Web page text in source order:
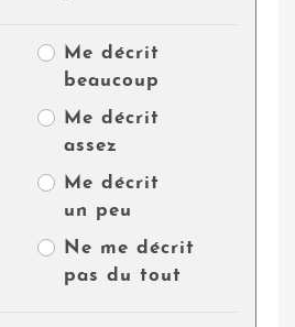
Me décrit
beaucoup
Me décrit
assez
Me décrit
un peu
Ne me décrit
pas du tout